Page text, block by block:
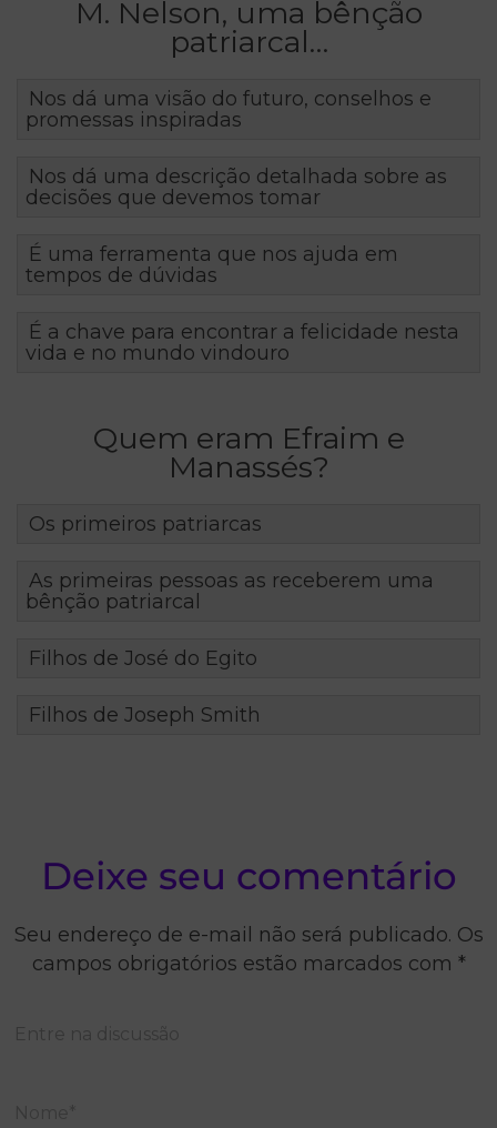
M. Nelson, uma bênção
patriarcal…
Nos dá uma visão do futuro, conselhos e
promessas inspiradas
Nos dá uma descrição detalhada sobre as
decisões que devemos tomar
É uma ferramenta que nos ajuda em
tempos de dúvidas
É a chave para encontrar a felicidade nesta
vida e no mundo vindouro
Quem eram Efraim e
Manassés?
Os primeiros patriarcas
As primeiras pessoas as receberem uma
bênção patriarcal
Filhos de José do Egito
Filhos de Joseph Smith
Deixe seu comentário
Seu endereço de e-mail não será publicado. Os
campos obrigatórios estão marcados com *